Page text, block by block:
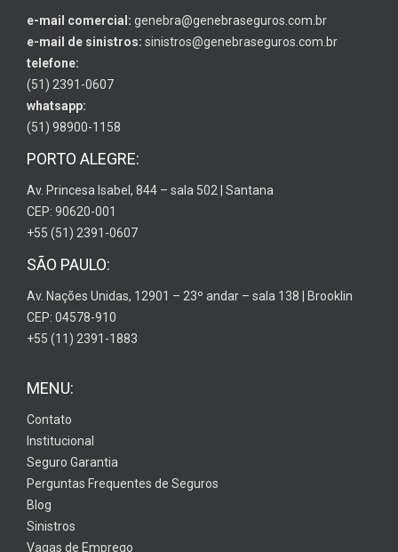
e-mail comercial: genebra@genebraseguros.com.br
e-mail de sinistros: sinistros@genebraseguros.com.br
telefone:
(51) 2391-0607
whatsapp:
(51) 98900-1158
PORTO ALEGRE:
Av. Princesa Isabel, 844 – sala 502 | Santana
CEP: 90620-001
+55 (51) 2391-0607
SÃO PAULO:
Av. Nações Unidas, 12901 – 23º andar – sala 138 | Brooklin
CEP: 04578-910
+55 (11) 2391-1883
MENU:
Contato
Institucional
Seguro Garantia
Perguntas Frequentes de Seguros
Blog
Sinistros
Vagas de Emprego